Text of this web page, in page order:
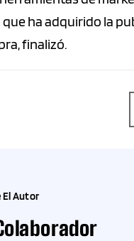
ha adquirido la
finalizó.
El Autor